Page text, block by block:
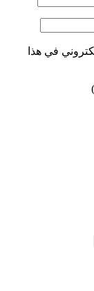
في هذا